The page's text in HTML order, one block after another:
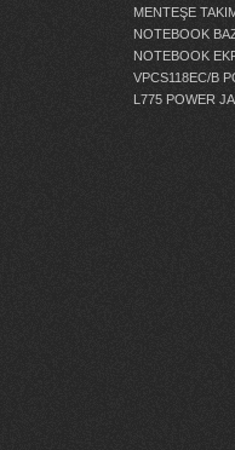
MENTEŞE
NOTEBOOK
NOTEBOOK
VPCS118EC/B
L775 POWER